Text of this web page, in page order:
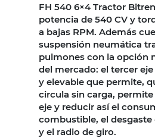
FH 540 6×4 Tractor
potencia de 540 CV y
a bajas RPM. Además
suspensión neumática
pulmones con la opción
del mercado: el tercer
y elevable que permite,
circula sin carga,
eje y reducir así el
combustible, el
y el radio de giro.